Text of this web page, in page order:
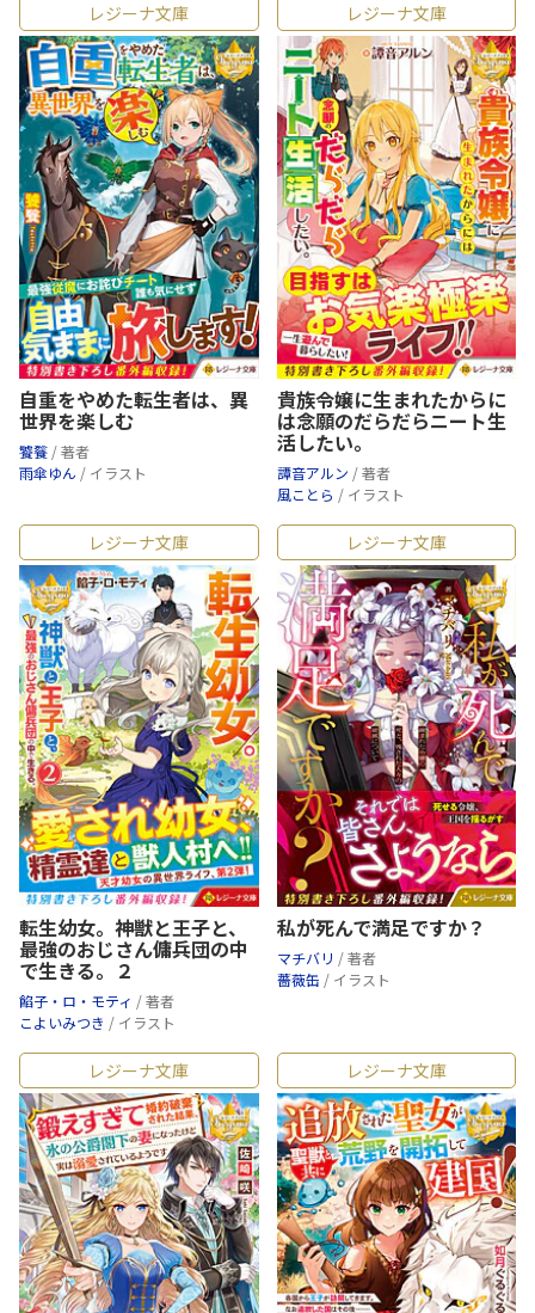
レジーナ文庫
自重をやめた転生者は、異
世界を楽しむ
饕餮 / 著者
雨傘ゆん / イラスト
レジーナ文庫
貴族令嬢に生まれたからに
は念願のだらだらニート生
活したい。
譚音アルン / 著者
風ことら / イラスト
レジーナ文庫
転生幼女。神獣と王子と、
最強のおじさん傭兵団の中
で生きる。２
餡子・ロ・モティ / 著者
こよいみつき / イラスト
レジーナ文庫
私が死んで満足ですか？
マチバリ / 著者
薔薇缶 / イラスト
レジーナ文庫 レジーナ文庫